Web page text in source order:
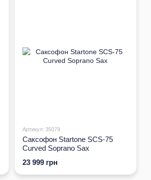
Артикул: 35079
Саксофон Startone SCS-75
Curved Soprano Sax
23 999 грн